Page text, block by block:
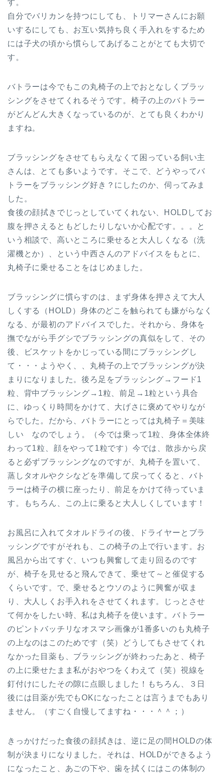
す。
自分でバリカンを持つにしても、トリマーさんにお願
いするにしても、お互い気持ち良く手入れをするため
には子犬の頃から慣らしてあげることがとても大切で
す。
バトラーは今でもこの丸椅子の上でおとなしくブラッ
シングをさせてくれるそうです。椅子の上のバトラー
がどんどん大きくなっているのが、とても良くわかり
ますね。
ブラッシングをさせてもらえなくて困っている飼い主
さんは、とても多いようです。そこで、どうやってバ
トラーをブラッシング好き？にしたのか、伺ってみま
した。
食後の顔拭きでじっとしていてくれない、HOLDしてお
腹を押さえるともどしたりしないか心配です。。。と
いう相談で、高いところに乗せると大人しくなる（洗
濯機とか）、という中西さんのアドバイスをもとに、
丸椅子に乗せることをはじめました。
ブラッシングに慣らすのは、まず身体を押さえて大人
しくする（HOLD）身体のどこを触られても嫌がらなく
なる、が最初のアドバイスでした。それから、身体を
撫でながら手グシでブラッシングの真似をして、その
後、ビスケットをかじっている間にブラッシングし
て・・・ようやく、、丸椅子の上でブラッシングが決
まりになりました。後ろ足をブラッシング→フード1
粒、背中ブラッシング→1粒、前足→1粒という具合
に、ゆっくり時間をかけて、大げさに褒めてやりなが
らでした。だから、バトラーにとっては丸椅子＝美味
しい なのでしょう。（今では乗って1粒、身体全体終
わって1粒、顔をやって1粒です）今では、散歩から戻
ると必ずブラッシングなのですが、丸椅子を置いて、
蒸しタオルやクシなどを準備して戻ってくると、バト
ラーは椅子の横に座ったり、前足をかけて待っていま
す。もちろん、この上に乗ると大人しくしています！
お風呂に入れてタオルドライの後、ドライヤーとブラ
ッシングですがそれも、この椅子の上で行います。お
風呂から出てすぐ、いつも興奮して走り回るのです
が、椅子を見せると飛んできて、乗せて～と催促する
くらいです。で、乗せるとウソのように興奮が収ま
り、大人しくお手入れをさせてくれます。じっとさせ
て何かをしたい時、私は丸椅子を使います。バトラー
のピントバッチリなオスマシ画像が1番多いのも丸椅子
の上なのはこのためです（笑）どうしてもさせてくれ
なかった目薬も、ブラッシングが終わったあと、椅子
の上に乗せたまま私がおやつをくわえて（笑）視線を
釘付けにしたその隙に点眼しました！もちろん、３日
後には目薬が先でもOKになったことは言うまでもあり
ません。（すごく自慢してますね・・・＾＾；）
きっかけだった食後の顔拭きは、逆に足の間HOLDの体
制が決まりになりました。それは、HOLDができるよう
になったこと、あごの下や、歯を拭くにはこの体制の